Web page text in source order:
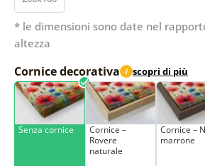
* le dimensioni sono date nel
altezza
Cornice decorativa i scopri di più
Senza cornice
Cornice –
Rovere
naturale
Cornice –
marrone